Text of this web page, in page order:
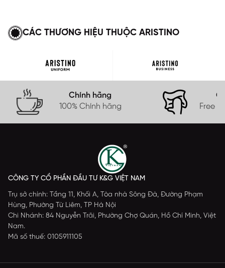
CÁC THƯƠNG HIỆU THUỘC ARISTINO
Chính hãng
100% Chính hãng
Free
CÔNG TY CỔ PHẦN ĐẦU TƯ K&G VIỆT NAM
Trụ sở chính: Tầng 11, Khối A, Tòa nhà Sông Đà, Đường Phạm
Hùng, Phường Từ Liêm, TP Hà Nội
Chi Nhánh: 84 Nguyễn Trãi, Phường Chợ Quán, Hồ Chí Minh, Việt
Nam.
Mã số thuế: 0105911105